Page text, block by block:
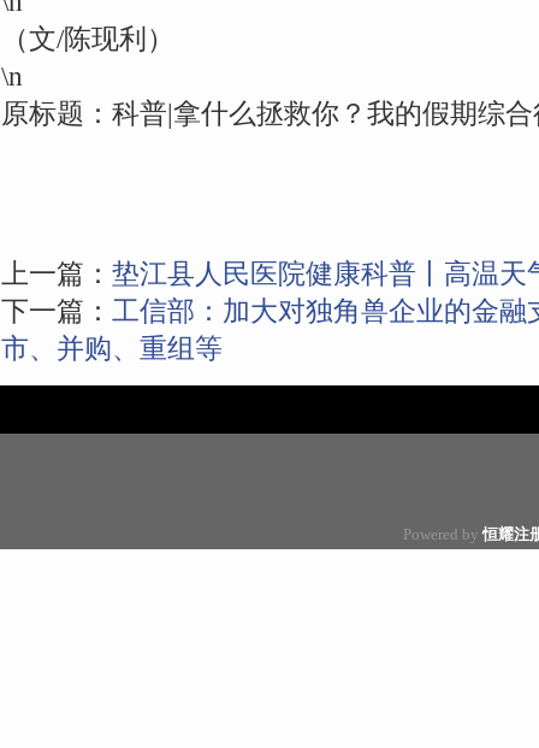
（文/陈现利）
\n
原标题：科普|拿什么拯救你？我的假期综
上一篇： 垫江县人民医院健康科普丨高温
下一篇： 工信部：加大对独角兽企业的金
市、并购、重组等
Powered by恒耀注